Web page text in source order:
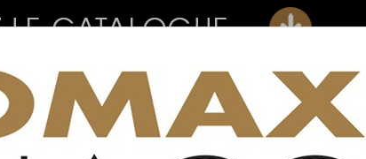
Contact Plan Du Site